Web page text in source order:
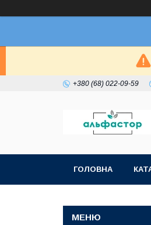
+380 (68) 022-09-59
ГОЛОВНА